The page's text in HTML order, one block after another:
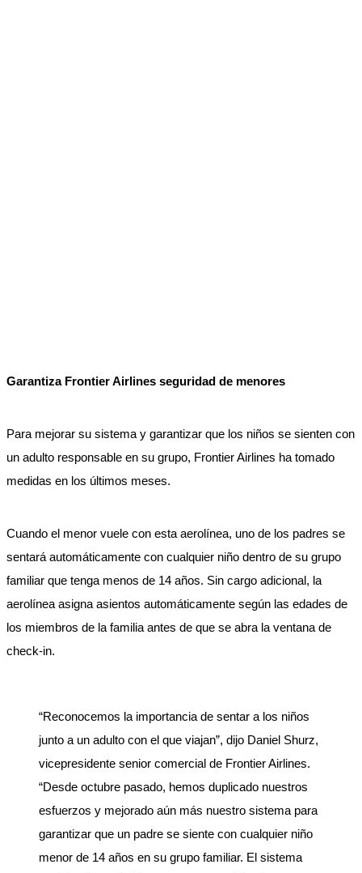
Garantiza Frontier Airlines seguridad de menores
Para mejorar su sistema y garantizar que los niños se sienten con
un adulto responsable en su grupo, Frontier Airlines ha tomado
medidas en los últimos meses.
Cuando el menor vuele con esta aerolínea, uno de los padres se
sentará automáticamente con cualquier niño dentro de su grupo
familiar que tenga menos de 14 años. Sin cargo adicional, la
aerolínea asigna asientos automáticamente según las edades de
los miembros de la familia antes de que se abra la ventana de
check-in.
“Reconocemos la importancia de sentar a los niños
junto a un adulto con el que viajan”, dijo Daniel Shurz,
vicepresidente senior comercial de Frontier Airlines.
“Desde octubre pasado, hemos duplicado nuestros
esfuerzos y mejorado aún más nuestro sistema para
garantizar que un padre se siente con cualquier niño
menor de 14 años en su grupo familiar. El sistema